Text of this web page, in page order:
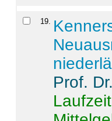
19
Prof.